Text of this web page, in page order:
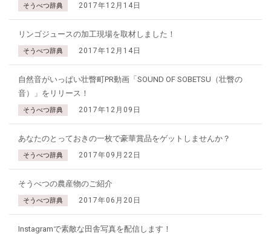
そうべつ辞典 2017年12月14日
リンゴジュースの加工現場を取材しました！
そうべつ辞典 2017年12月14日
自然音がいっぱい壮瞥町PR動画「SOUND OF SOBETSU（壮瞥の
音）」をリリース！
そうべつ辞典 2017年12月09日
あなたのとっておきの一枚で豪華賞品をゲットしませんか？
そうべつ辞典 2017年09月22日
そうべつの農産物のご紹介
そうべつ辞典 2017年06月20日
Instagramで素敵な田舎写真を配信します！